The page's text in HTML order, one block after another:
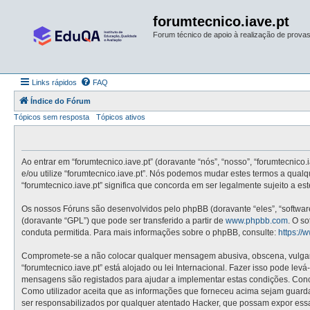
forumtecnico.iave.pt
Forum técnico de apoio à realização de
Links rápidos FAQ
Índice do Fórum
Tópicos sem resposta
Tópicos ativos
Ao entrar em “forumtecnico.iave.pt” (doravante “nós”, “nosso”,
e/ou utilize “forumtecnico.iave.pt”. Nós podemos mudar estes termos a
“forumtecnico.iave.pt” significa que concorda em ser legalmente sujeito a
Os nossos Fóruns são desenvolvidos pelo phpBB (doravante “eles”,
(doravante “GPL”) que pode ser transferido a partir de www.phpbb.com. O
conduta permitida. Para mais informações sobre o phpBB, consulte: https://
Compromete-se a não colocar qualquer mensagem abusiva, obscena,
“forumtecnico.iave.pt” está alojado ou lei Internacional. Fazer isso pode
mensagens são registados para ajudar a implementar estas condições.
Como utilizador aceita que as informações que forneceu acima sejam
ser responsabilizados por qualquer atentado Hacker, que possam expor